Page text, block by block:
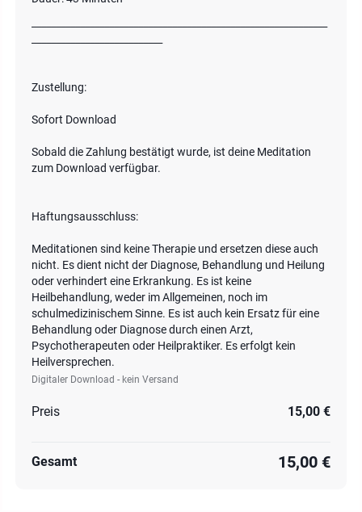
Zustellung:
Sofort Download
Sobald die Zahlung bestätigt wurde, ist deine Meditation
zum Download verfügbar.
Haftungsausschluss:
Meditationen sind keine Therapie und ersetzen diese auch
nicht. Es dient nicht der Diagnose, Behandlung und Heilung
oder verhindert eine Erkrankung. Es ist keine
Heilbehandlung, weder im Allgemeinen, noch im
schulmedizinischem Sinne. Es ist auch kein Ersatz für eine
Behandlung oder Diagnose durch einen Arzt,
Psychotherapeuten oder Heilpraktiker. Es erfolgt kein
Heilversprechen.
Digitaler Download - kein Versand
Preis 15,00 €
Gesamt 15,00 €